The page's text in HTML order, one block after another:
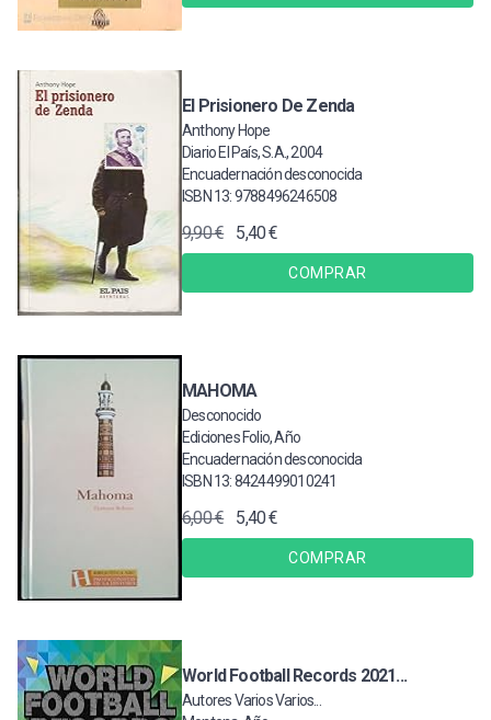
El Prisionero De Zenda
Anthony Hope
Diario El País, S.A., 2004
Encuadernación desconocida
ISBN 13: 9788496246508
9,90 € 5,40 €
COMPRAR
MAHOMA
Desconocido
Ediciones Folio, Año
Encuadernación desconocida
ISBN 13: 8424499010241
6,00 € 5,40 €
COMPRAR
World Football Records 2021...
Autores Varios Varios...